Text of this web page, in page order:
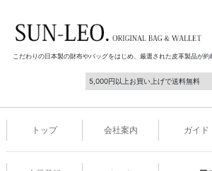
こだわりの日本製の財布やバッグをはじめ、厳選された皮革製品が
5,000円以上お買い上げで送料無料
トップ 会社案内 ガイド